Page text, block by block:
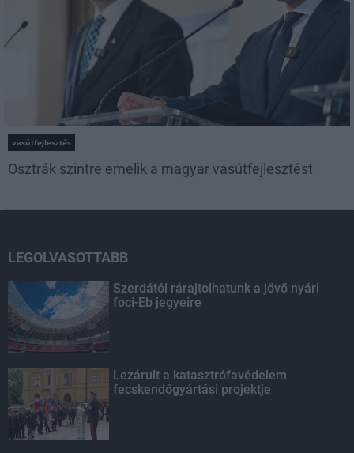
vasútfejlesztés
Osztrák szintre emelik a magyar vasútfejlesztést
LEGOLVASOTTABB
Szerdától rárajtolhatunk a jövő nyári
foci-Eb jegyeire
Lezárult a katasztrófavédelem
fecskendőgyártási projektje